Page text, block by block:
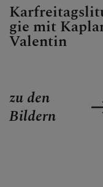
gie mit
Valentin
zu den
Bildern